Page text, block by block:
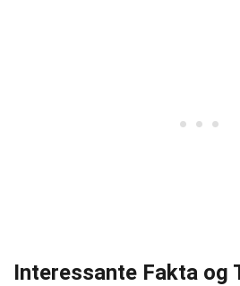
Interessante Fakta og